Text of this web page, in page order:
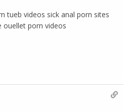
tueb videos sick anal porn sites
ouellet porn videos